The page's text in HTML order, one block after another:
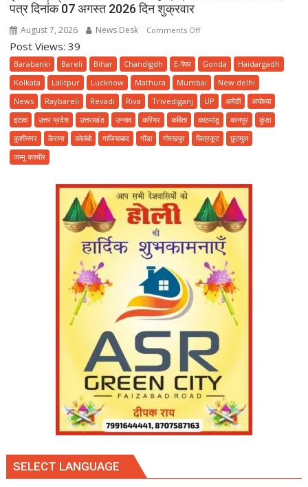
पत्र दिनांक 07 अगस्त 2026 दिन शुक्रवार
August 7, 2026 News Desk Comments Offon
पेपर
पढ़ें
प्रातः
कालीन
संस्करण
हिन्दी
समाचार
पत्र
दिनांक
07
अगस्त
2026
दिन
शुक्रवार
Post Views: 39
Barabanki Bareli Bihar Chandigdh E-पेपर Gonda
Haidargadh
Kolkata
Lalitpur Lucknow Mathura Mumbai
New delhi
News
Raybareli Revadi Riva Trivediganj UP अमेठी
अयोध्या
इटावा
उत्तर प्रदेश उत्तराखंड उन्नाव करियर कविता काठमांडू कानपुर
कुंडा
कुशीनगर
कैराना कोलंबो गाजियाबाद गोंडा गोरखपुर चित्रकूट
छुटमुल
जम्मू कश्मीर
SELECT LANGUAGE